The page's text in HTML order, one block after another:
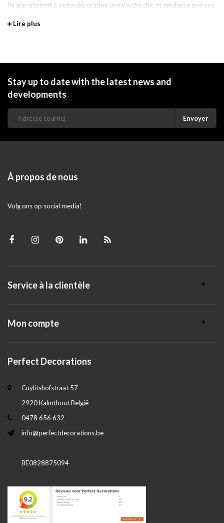
Ils apporteront à votre décoration une touche chic et tendance que vos
toutes vos occasions : anniversaire, baptême, mariage, baby-shower ou
Lire plus
Stay up to date with the latest news and
developments
Envoyer
À propos de nous
Volg ons op social media!
Service à la clientèle
Mon compte
Perfect Decorations
Cuylitshofstraat 57
2920 Kalmthout België
0478 656 632
info@perfectdecorations.be
BE0828875094